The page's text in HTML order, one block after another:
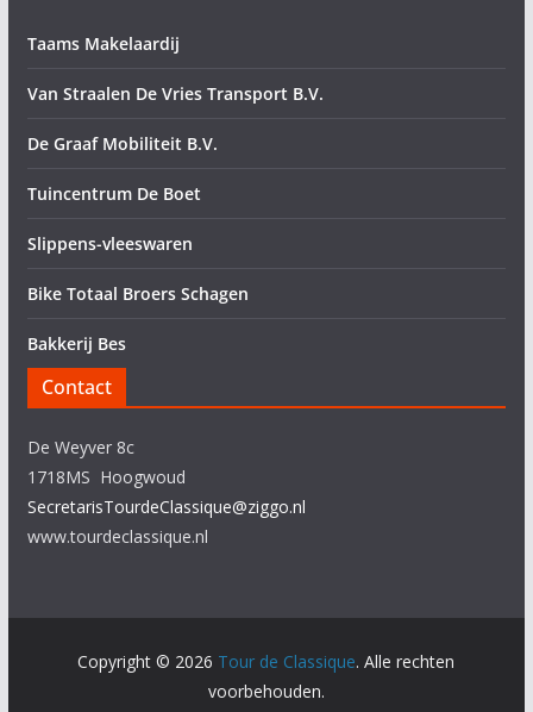
Taams Makelaardij
Van Straalen De Vries Transport B.V.
De Graaf Mobiliteit B.V.
Tuincentrum De Boet
Slippens-vleeswaren
Bike Totaal Broers Schagen
Bakkerij Bes
Contact
De Weyver 8c
1718MS Hoogwoud
SecretarisTourdeClassique@ziggo.nl
www.tourdeclassique.nl
Copyright © 2026 Tour de Classique. Alle rechten
voorbehouden.